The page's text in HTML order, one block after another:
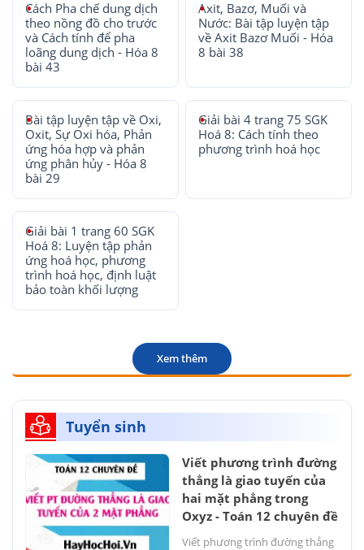
Cách Pha chế dung dịch
theo nồng đồ cho trước
và Cách tính để pha
loãng dung dịch - Hóa 8
bài 43
Axit, Bazơ, Muối và
Nước: Bài tập luyện tập
về Axit Bazơ Muối - Hóa
8 bài 38
Bài tập luyện tập về Oxi,
Oxit, Sự Oxi hóa, Phản
ứng hóa hợp và phản
ứng phân hủy - Hóa 8
bài 29
Giải bài 4 trang 75 SGK
Hoá 8: Cách tính theo
phương trình hoá học
Giải bài 1 trang 60 SGK
Hoá 8: Luyện tập phản
ứng hoá học, phương
trình hoá học, định luật
bảo toàn khối lượng
Xem thêm
Tuyển sinh
Viết phương trình đường
thẳng là giao tuyến của
hai mặt phẳng trong
Oxyz - Toán 12 chuyên đề
Viết phương trình đường thẳng